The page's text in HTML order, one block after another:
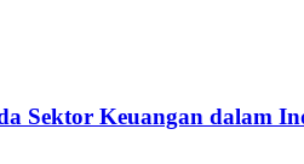
Sektor Keuangan dalam